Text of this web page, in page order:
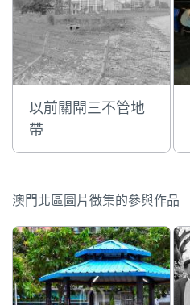
以前關閘三不管地
帶
澳門北區圖片徵集的參與作品